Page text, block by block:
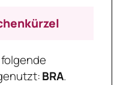
BRA.